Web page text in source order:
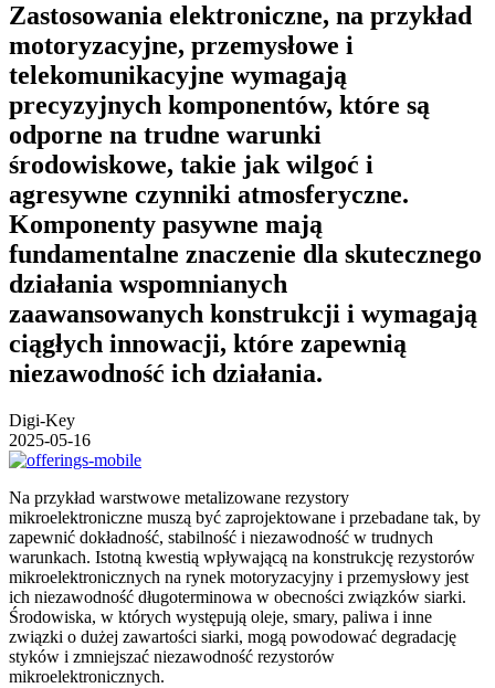
Zastosowania elektroniczne, na przykład
motoryzacyjne, przemysłowe i
telekomunikacyjne wymagają
precyzyjnych komponentów, które są
odporne na trudne warunki
środowiskowe, takie jak wilgoć i
agresywne czynniki atmosferyczne.
Komponenty pasywne mają
fundamentalne znaczenie dla skutecznego
działania wspomnianych
zaawansowanych konstrukcji i wymagają
ciągłych innowacji, które zapewnią
niezawodność ich działania.
Digi-Key
2025-05-16
Na przykład warstwowe metalizowane rezystory
mikroelektroniczne muszą być zaprojektowane i przebadane tak, by
zapewnić dokładność, stabilność i niezawodność w trudnych
warunkach. Istotną kwestią wpływającą na konstrukcję rezystorów
mikroelektronicznych na rynek motoryzacyjny i przemysłowy jest
ich niezawodność długoterminowa w obecności związków siarki.
Środowiska, w których występują oleje, smary, paliwa i inne
związki o dużej zawartości siarki, mogą powodować degradację
styków i zmniejszać niezawodność rezystorów
mikroelektronicznych.